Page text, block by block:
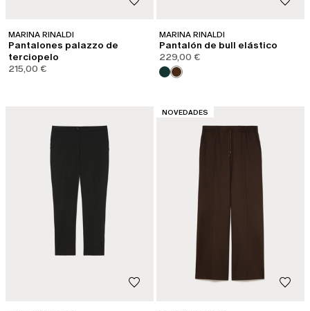
MARINA RINALDI
Pantalones palazzo de
terciopelo
215,00 €
MARINA RINALDI
Pantalón de bull elástico
229,00 €
CATEGORÍA:
NOVEDADES